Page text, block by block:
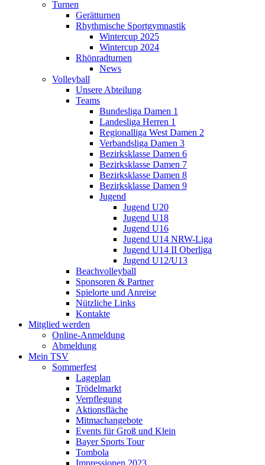
Turnen
Gerätturnen
Rhythmische Sportgymnastik
Wintercup 2025
Wintercup 2024
Rhönradturnen
News
Volleyball
Unsere Abteilung
Teams
Bundesliga Damen 1
Landesliga Herren 1
Regionalliga West Damen 2
Verbandsliga Damen 3
Bezirksklasse Damen 6
Bezirksklasse Damen 7
Bezirksklasse Damen 8
Bezirksklasse Damen 9
Jugend
Jugend U20
Jugend U18
Jugend U16
Jugend U14 NRW-Liga
Jugend U14 II Oberliga
Jugend U12/U13
Beachvolleyball
Sponsoren & Partner
Spielorte und Anreise
Nützliche Links
Kontakte
Mitglied werden
Online-Anmeldung
Abmeldung
Mein TSV
Sommerfest
Lageplan
Trödelmarkt
Verpflegung
Aktionsfläche
Mitmachangebote
Events für Groß und Klein
Bayer Sports Tour
Tombola
Impressionen 2023